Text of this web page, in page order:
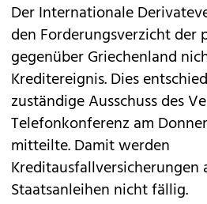
Der Internationale
den Forderungsverzicht der
gegenüber Griechenland
Kreditereignis. Dies
zuständige Ausschuss des
Telefonkonferenz am
mitteilte. Damit werden
Kreditausfallversicherungen
Staatsanleihen nicht fällig.